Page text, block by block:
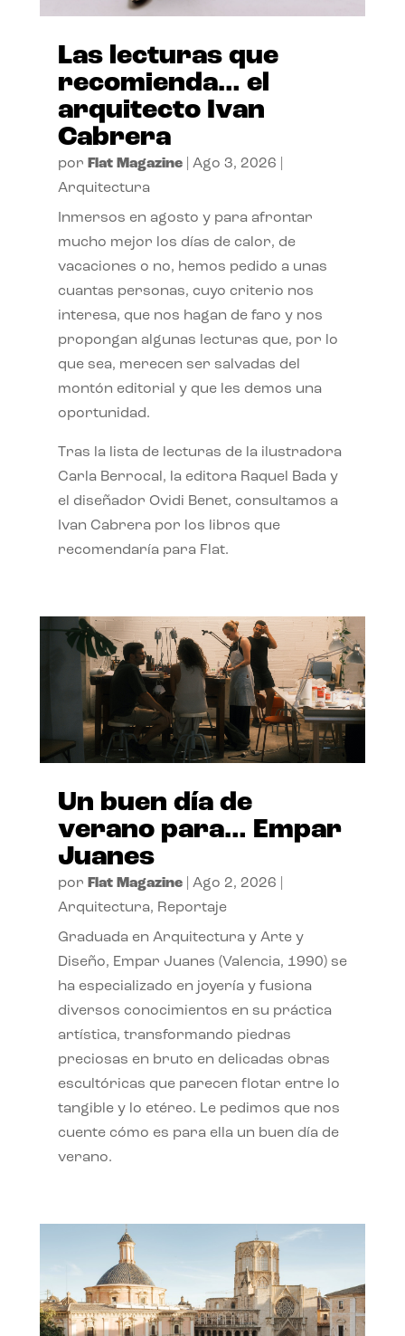
Las lecturas que
recomienda… el
arquitecto Ivan
Cabrera
por Flat Magazine| Ago 3, 2026
Arquitectura
Inmersos en agosto y para afrontar
mucho mejor los días de calor, de
vacaciones o no, hemos pedido a unas
cuantas personas, cuyo criterio nos
interesa, que nos hagan de faro y nos
propongan algunas lecturas que, por lo
que sea, merecen ser salvadas del
montón editorial y que les demos una
oportunidad.
Tras la lista de lecturas de la ilustradora
Carla Berrocal, la editora Raquel Bada y
el diseñador Ovidi Benet, consultamos a
Ivan Cabrera por los libros que
recomendaría para Flat.
Un buen día de
verano para… Empar
Juanes
por Flat Magazine| Ago 2, 2026
Arquitectura, Reportaje
Graduada en Arquitectura y Arte y
Diseño, Empar Juanes (Valencia, 1990) se
ha especializado en joyería y fusiona
diversos conocimientos en su práctica
artística, transformando piedras
preciosas en bruto en delicadas obras
escultóricas que parecen flotar entre lo
tangible y lo etéreo. Le pedimos que nos
cuente cómo es para ella un buen día de
verano.